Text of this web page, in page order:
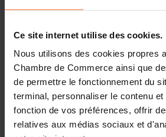
Ce site internet utilise des cookies.
Nous utilisons des cookies propres
Chambre de Commerce ainsi que
de permettre le fonctionnement du
terminal, personnaliser le contenu
fonction de vos préférences, offrir
relatives aux médias sociaux et
international trade in 2024.
and Space, the objective of this
Where?
Barcelona (ICT, AI, QC,
Madrid (Space sector only)
Why?Find more information in our